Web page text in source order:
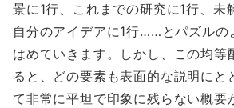
景に1行、これまでの研究に1行、未
自分のアイデアに1行……とパズルの
はめていきます。しかし、この均等
ると、どの要素も表面的な説明にと
て非常に平坦で印象に残らない概要